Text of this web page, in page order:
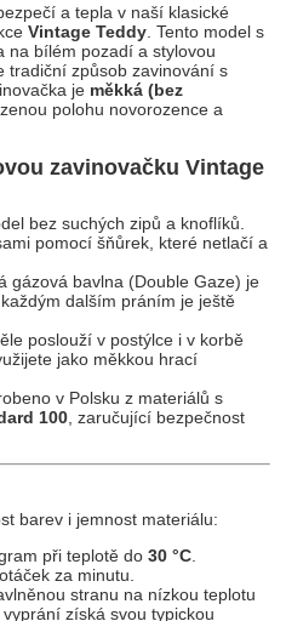
a tepla v naší klasické
Vintage Teddy . Tento model s
na bílém pozadí a stylovou
tradiční způsob zavinování s
je měkká (bez
polohu novorozence a
zavinovačku Vintage
bez suchých zipů a knoflíků.
pomocí šňůrek, které netlačí a
gázová bavlna (Double Gaze) je
dalším práním je ještě
poslouží v postýlce i v korbě
jako měkkou hrací
v Polsku z materiálů s
100, zaručující bezpečnost
barev i jemnost materiálu:
při teplotě do30 °C
za minutu.
stranu na nízkou teplotu
získá svou typickou